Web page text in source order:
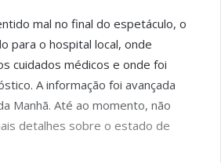
mal no final do espetáculo, o
para o hospital local, onde
cuidados médicos e onde foi
A informação foi avançada
Manhã. Até ao momento, não
detalhes sobre o estado de